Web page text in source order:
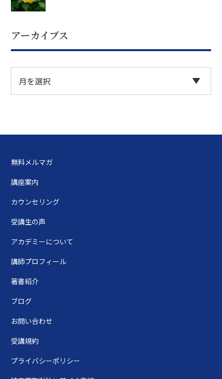
アーカイブス
無料メルマガ
講座案内
カウンセリング
受講生の声
アカデミーについて
講師プロフィール
著書紹介
ブログ
お問い合わせ
受講規約
プライバシーポリシー